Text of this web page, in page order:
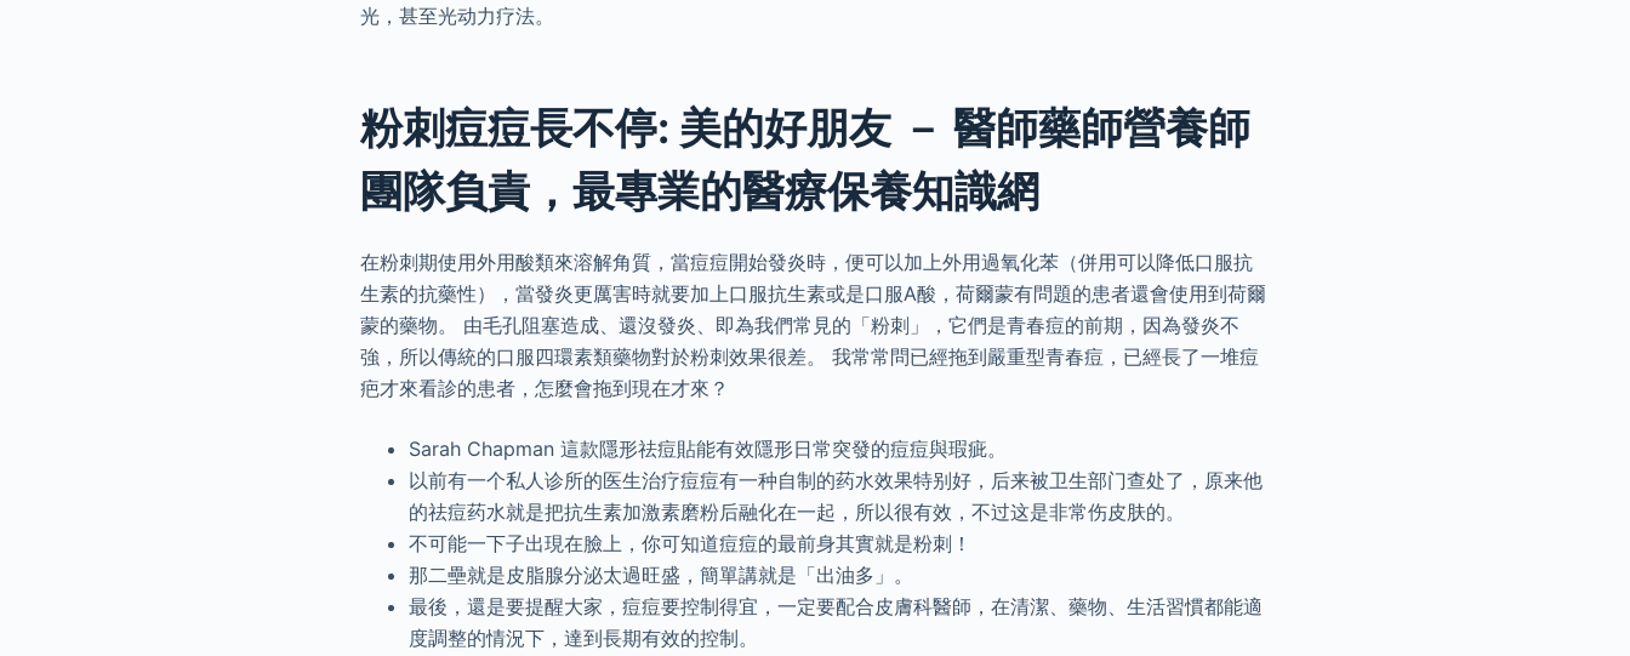
光，甚至光动力疗法。
粉刺痘痘長不停: 美的好朋友 － 醫師藥師營養師
團隊負責，最專業的醫療保養知識網
在粉刺期使用外用酸類來溶解角質，當痘痘開始發炎時，便可以加上外用過氧化苯（併用可以降低口服抗
生素的抗藥性），當發炎更厲害時就要加上口服抗生素或是口服A酸，荷爾蒙有問題的患者還會使用到荷爾
蒙的藥物。 由毛孔阻塞造成、還沒發炎、即為我們常見的「粉刺」，它們是青春痘的前期，因為發炎不
強，所以傳統的口服四環素類藥物對於粉刺效果很差。 我常常問已經拖到嚴重型青春痘，已經長了一堆痘
疤才來看診的患者，怎麼會拖到現在才來？
Sarah Chapman 這款隱形祛痘貼能有效隱形日常突發的痘痘與瑕疵。
以前有一个私人诊所的医生治疗痘痘有一种自制的药水效果特别好，后来被卫生部门查处了，原来他
的祛痘药水就是把抗生素加激素磨粉后融化在一起，所以很有效，不过这是非常伤皮肤的。
不可能一下子出現在臉上，你可知道痘痘的最前身其實就是粉刺！
那二壘就是皮脂腺分泌太過旺盛，簡單講就是「出油多」。
最後，還是要提醒大家，痘痘要控制得宜，一定要配合皮膚科醫師，在清潔、藥物、生活習慣都能適
度調整的情況下，達到長期有效的控制。